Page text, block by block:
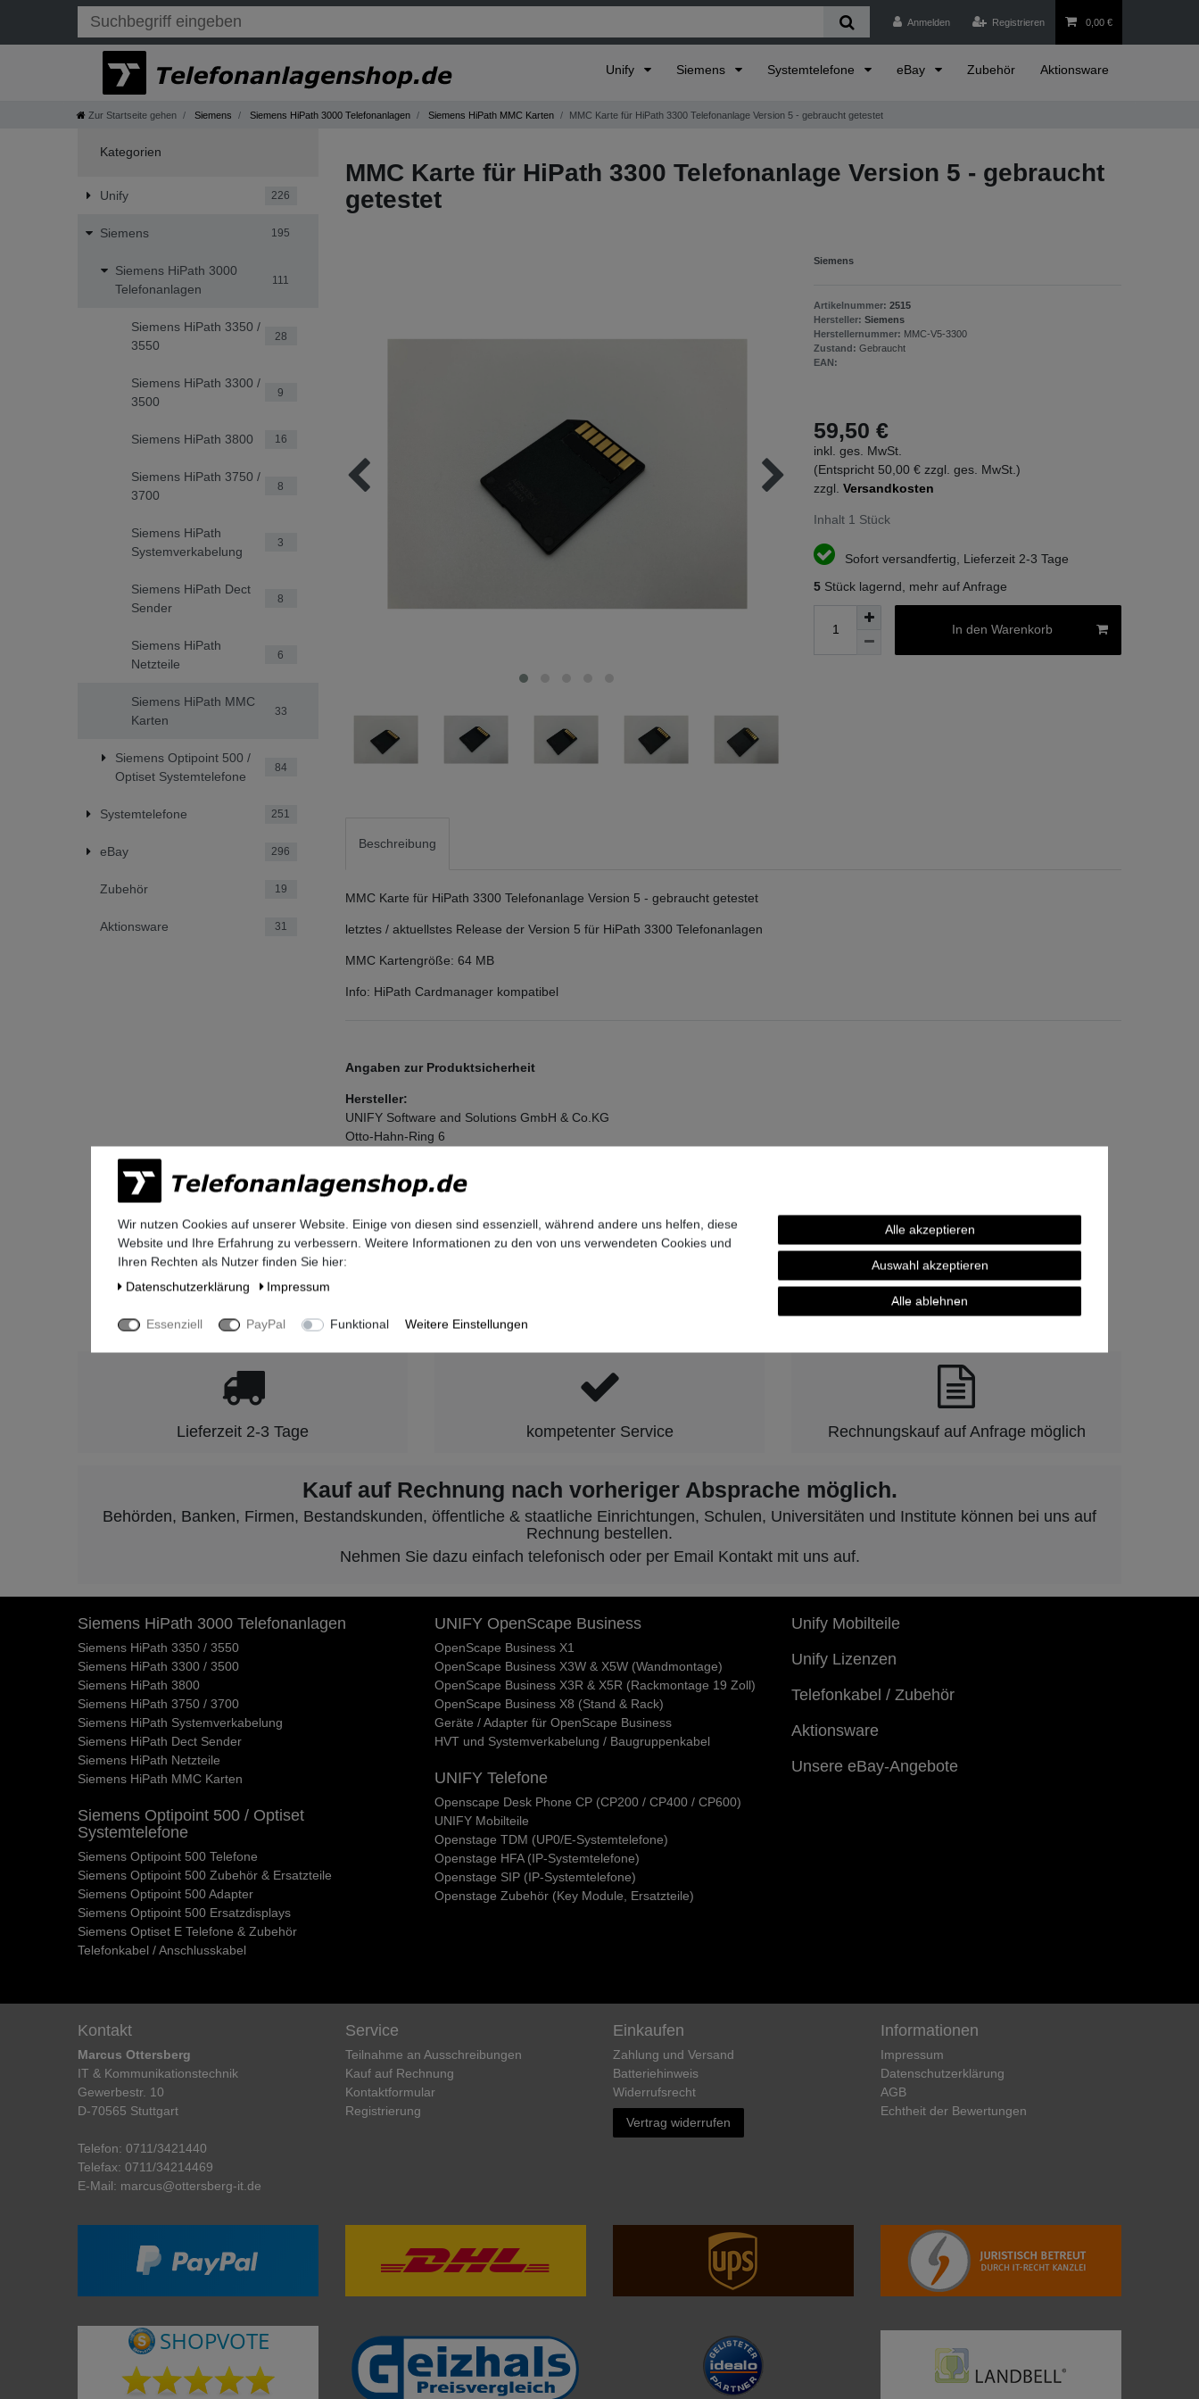
Anmelden Registrieren 0,00 €
Unify Siemens Systemtelefone eBay Zubehör Aktionsware
Zur Startseite gehen Siemens Siemens HiPath 3000 Telefonanlagen Siemens HiPath MMC Karten MMC Karte für HiPath 3300 Telefonanlage Version 5 - gebraucht getestet
Kategorien
Unify 226
Siemens 195
Siemens HiPath 3000
Telefonanlagen
111
Siemens HiPath 3350 /
3550
28
Siemens HiPath 3300 /
3500
9
Siemens HiPath 3800 16
Siemens HiPath 3750 /
3700
8
Siemens HiPath
Systemverkabelung
3
Siemens HiPath Dect
Sender
8
Siemens HiPath
Netzteile
6
Siemens HiPath MMC
Karten
33
Siemens Optipoint 500 /
Optiset Systemtelefone
84
Systemtelefone 251
eBay 296
Zubehör 19
Aktionsware 31
MMC Karte für HiPath 3300 Telefonanlage Version 5 - gebraucht
getestet
Siemens
Artikelnummer: 2515
Hersteller: Siemens
Herstellernummer: MMC-V5-3300
Zustand: Gebraucht
EAN:
59,50 €
inkl. ges. MwSt.
(Entspricht 50,00 € zzgl. ges. MwSt.)
zzgl. Versandkosten
Inhalt 1 Stück
Sofort versandfertig, Lieferzeit 2-3 Tage
5 Stück lagernd, mehr auf Anfrage
In den Warenkorb
Beschreibung
MMC Karte für HiPath 3300 Telefonanlage Version 5 - gebraucht getestet
letztes / aktuellstes Release der Version 5 für HiPath 3300 Telefonanlagen
MMC Kartengröße: 64 MB
Info: HiPath Cardmanager kompatibel
Angaben zur Produktsicherheit
Hersteller:
UNIFY Software and Solutions GmbH & Co.KG
Otto-Hahn-Ring 6
Deutschland
legal@mitel.com
Seit 2009 stehen wir für Qualität, Zuverlässigkeit und Vertrauen.
Lieferzeit 2-3 Tage kompetenter Service Rechnungskauf auf Anfrage möglich
Kauf auf Rechnung nach vorheriger Absprache möglich.
Behörden, Banken, Firmen, Bestandskunden, öffentliche & staatliche Einrichtungen, Schulen, Universitäten und Institute können bei uns auf
Rechnung bestellen.
Nehmen Sie dazu einfach telefonisch oder per Email Kontakt mit uns auf.
Siemens HiPath 3000 Telefonanlagen
Siemens HiPath 3350 / 3550
Siemens HiPath 3300 / 3500
Siemens HiPath 3800
Siemens HiPath 3750 / 3700
Siemens HiPath Systemverkabelung
Siemens HiPath Dect Sender
Siemens HiPath Netzteile
Siemens HiPath MMC Karten
Siemens Optipoint 500 / Optiset
Systemtelefone
Siemens Optipoint 500 Telefone
Siemens Optipoint 500 Zubehör & Ersatzteile
Siemens Optipoint 500 Adapter
Siemens Optipoint 500 Ersatzdisplays
Siemens Optiset E Telefone & Zubehör
Telefonkabel / Anschlusskabel
UNIFY OpenScape Business
OpenScape Business X1
OpenScape Business X3W & X5W (Wandmontage)
OpenScape Business X3R & X5R (Rackmontage 19 Zoll)
OpenScape Business X8 (Stand & Rack)
Geräte / Adapter für OpenScape Business
HVT und Systemverkabelung / Baugruppenkabel
UNIFY Telefone
Openscape Desk Phone CP (CP200 / CP400 / CP600)
UNIFY Mobilteile
Openstage TDM (UP0/E-Systemtelefone)
Openstage HFA (IP-Systemtelefone)
Openstage SIP (IP-Systemtelefone)
Openstage Zubehör (Key Module, Ersatzteile)
Unify Mobilteile
Unify Lizenzen
Telefonkabel / Zubehör
Aktionsware
Unsere eBay-Angebote
Kontakt
Marcus Ottersberg
IT & Kommunikationstechnik
Gewerbestr. 10
D-70565 Stuttgart
Telefon: 0711/3421440
Telefax: 0711/34214469
E-Mail: marcus@ottersberg-it.de
Service
Teilnahme an Ausschreibungen
Kauf auf Rechnung
Kontaktformular
Registrierung
Einkaufen
Zahlung und Versand
Batteriehinweis
Widerrufs­recht
Vertrag widerrufen
Informationen
Impressum
Daten­schutz­erklärung
AGB
Echtheit der Bewertungen
Wir nutzen Cookies auf unserer Website. Einige von diesen sind essenziell, während andere uns helfen, diese
Website und Ihre Erfahrung zu verbessern. Weitere Informationen zu den von uns verwendeten Cookies und
Ihren Rechten als Nutzer finden Sie hier:
Daten­schutz­erklärung
Impressum
Essenziell PayPal Funktional Weitere Einstellungen
Alle akzeptieren
Auswahl akzeptieren
Alle ablehnen